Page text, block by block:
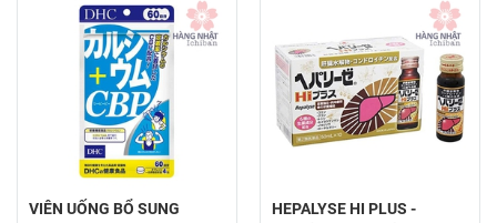
VIÊN UỐNG BỔ SUNG
HEPALYSE HI PLUS -